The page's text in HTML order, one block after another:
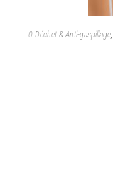
0 Déchet & Anti-gaspillage